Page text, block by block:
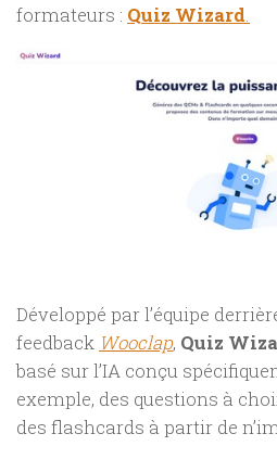
formateurs : Quiz Wizard.
Développé par l’équipe
feedback Wooclap, Quiz
basé sur l’IA conçu
exemple, des questions à
des flashcards à partir de